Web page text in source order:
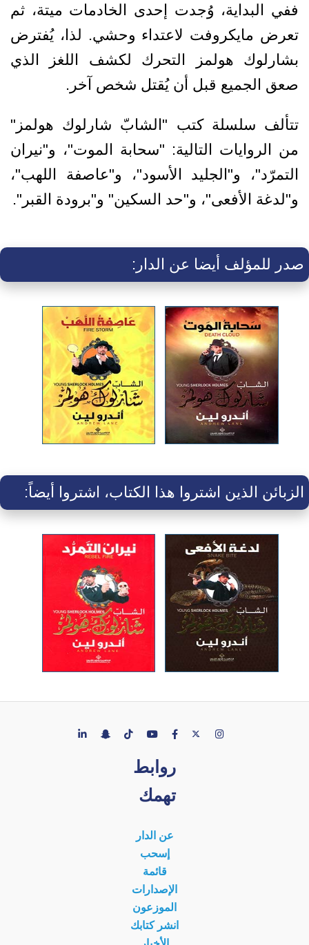
ففي البداية، وُجدت إحدى الخادمات ميتة، ثم
تعرض مايكروفت لاعتداء وحشي. لذا، يُفترض
بشارلوك هولمز التحرك لكشف اللغز الذي
صعق الجميع قبل أن يُقتل شخص آخر.
تتألف سلسلة كتب "الشابّ شارلوك هولمز"
من الروايات التالية: "سحابة الموت"، و"نيران
التمرّد"، و"الجليد الأسود"، و"عاصفة اللهب"،
و"لدغة الأفعى"، و"حد السكين" و"برودة القبر".
صدر للمؤلف أيضا عن الدار:
الزبائن الذين اشتروا هذا الكتاب، اشتروا أيضاً:
روابط
تهمك
عن الدار
إسحب
قائمة
الإصدارات
الموزعون
انشر كتابك